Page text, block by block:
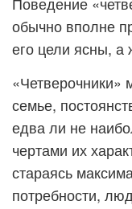
обычно вполне
его цели ясны,
«Четверочники»
семье,
едва ли не
чертами их
стараясь
потребности,